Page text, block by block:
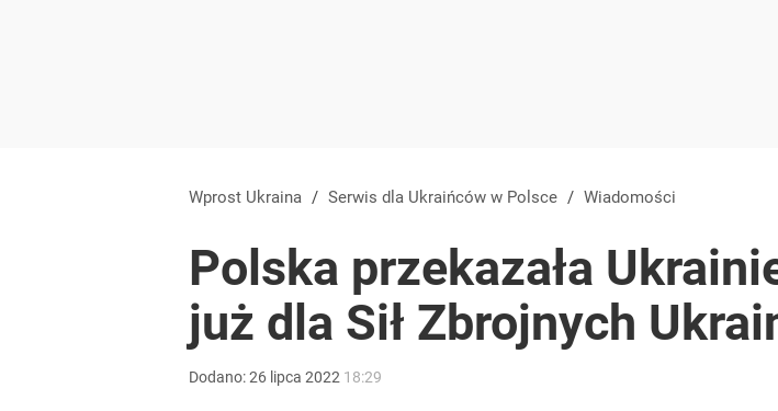
Wprost Ukraina / Serwis dla Ukraińców w Polsce / Wiadomości
Polska przekazała
już dla Sił Zbrojnych
Dodano:26 lipca 2022 18:29